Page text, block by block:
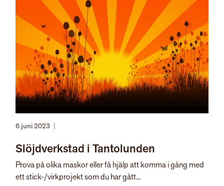
6 juni 2023
Slöjdverkstad i Tantolunden
Prova på olika maskor eller få hjälp att komma i gång med
ett stick-/virkprojekt som du har gått...